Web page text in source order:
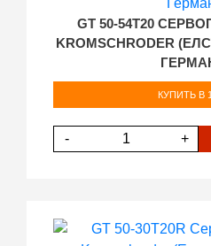
GT 50-54T20
KROMSCHRODER
КУПИТЬ В
- +